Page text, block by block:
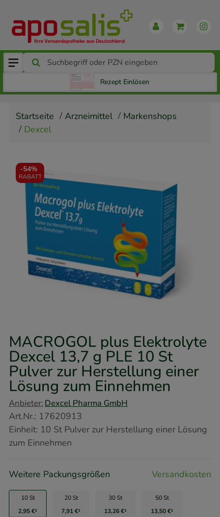
Rezept Einlösen
Startseite Arzneimittel
Markenshops
Dexcel
-54%
RABATT
MACROGOL plus Elektrolyte
Dexcel 13,7 g PLE 10 St
Pulver zur Herstellung einer
Lösung zum Einnehmen
Anbieter: Dexcel Pharma GmbH
Art.Nr.: 17620913
Einheit: 10 StPulver zur Herstellung einer Lösung
zum Einnehmen
Weitere Packungsgrößen Versandkosten
10 St
2,95 €¹
20 St
7,91 €¹
30 St
13,26 €¹
50 St
13,50 €¹